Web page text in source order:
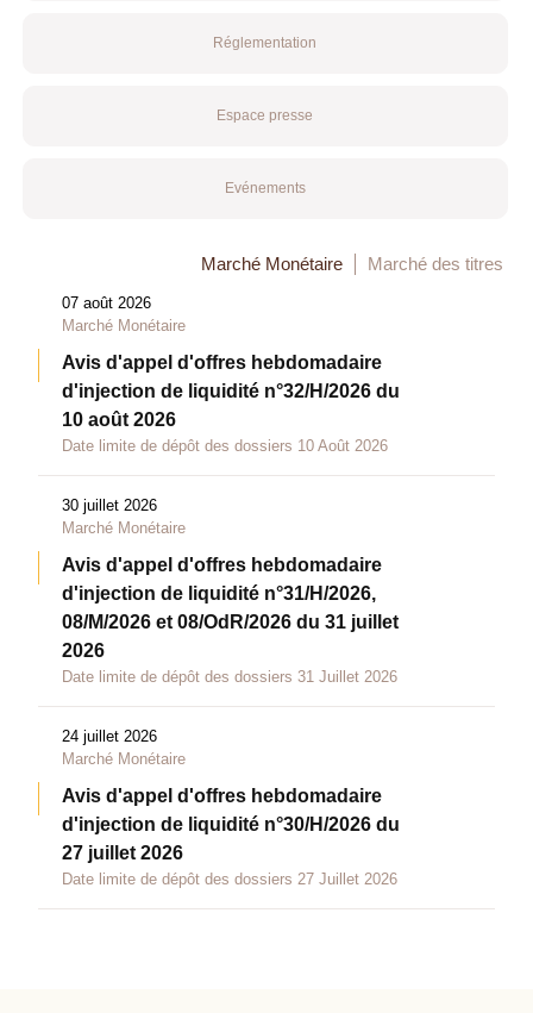
Réglementation
Espace presse
Evénements
Marché Monétaire Marché des titres
07 août 2026
Marché Monétaire
Avis d'appel d'offres hebdomadaire
d'injection de liquidité n°32/H/2026 du
10 août 2026
Date limite de dépôt des dossiers 10 Août 2026
30 juillet 2026
Marché Monétaire
Avis d'appel d'offres hebdomadaire
d'injection de liquidité n°31/H/2026,
08/M/2026 et 08/OdR/2026 du 31 juillet
2026
Date limite de dépôt des dossiers 31 Juillet 2026
24 juillet 2026
Marché Monétaire
Avis d'appel d'offres hebdomadaire
d'injection de liquidité n°30/H/2026 du
27 juillet 2026
Date limite de dépôt des dossiers 27 Juillet 2026